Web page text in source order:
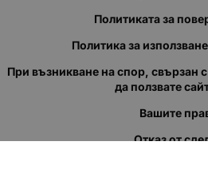
Политиката за
Политика за
При възникване на спор, свързан
да ползвате
Вашите
Отказ от